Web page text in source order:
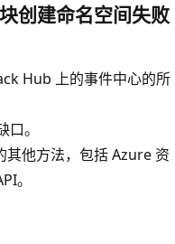
创建命名空间失败
Hub 上的事件中心的所
。
其他方法，包括 Azure 资
。